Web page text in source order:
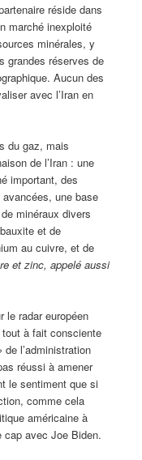
réside dans
marché inexploité
minérales, y
grandes réserves de
Aucun des
avec l’Iran en
du gaz, mais
de l’Iran : une
important, des
une base
minéraux divers
et de
au cuivre, et de
et zinc, appelé aussi
le radar européen
tout à fait consciente
de l’administration
réussi à amener
le sentiment que si
comme cela
américaine à
cap avec Joe Biden.